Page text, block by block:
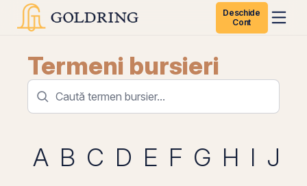
Deschide
Cont
Termeni bursieri
A B C D E F G H I J